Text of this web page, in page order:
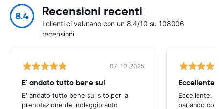
8.4 Recensioni recenti
I clienti ci valutano con un 8.4/10 su 108006
recensioni
07-10-2025
E' andato tutto bene sul
E' andato tutto bene sul sito per la
prenotazione del noleggio auto
Eccellente.
parlando